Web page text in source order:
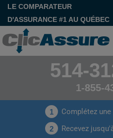
LE COMPARATEUR
D'ASSURANCE #1 AU QUÉBEC
514-
1-855-
1 Complétez une
2 Recevez